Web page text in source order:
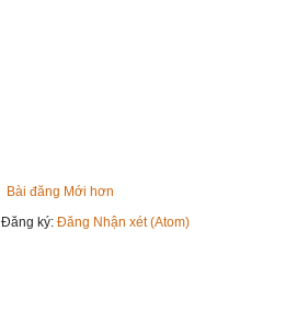
Bài đăng Mới hơn
Đăng ký: Đăng Nhận xét (Atom)